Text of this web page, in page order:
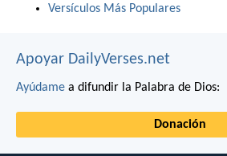
Versículos Más Populares
Apoyar DailyVerses.net
Ayúdame a difundir la Palabra de Dios:
Donación